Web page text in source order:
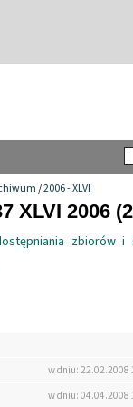
/2006 - XLVI
XLVI 2006
zbiorów i
w dniu: 22.02.2008
w dniu: 04.04.2008